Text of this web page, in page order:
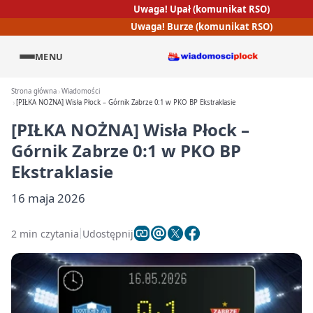
Uwaga! Upał (komunikat RSO)
Uwaga! Burze (komunikat RSO)
MENU
Strona główna Wiadomości
[PIŁKA NOŻNA] Wisła Płock – Górnik Zabrze 0:1 w PKO BP Ekstraklasie
[PIŁKA NOŻNA] Wisła Płock –
Górnik Zabrze 0:1 w PKO BP
Ekstraklasie
16 maja 2026
2 min czytania Udostępnij